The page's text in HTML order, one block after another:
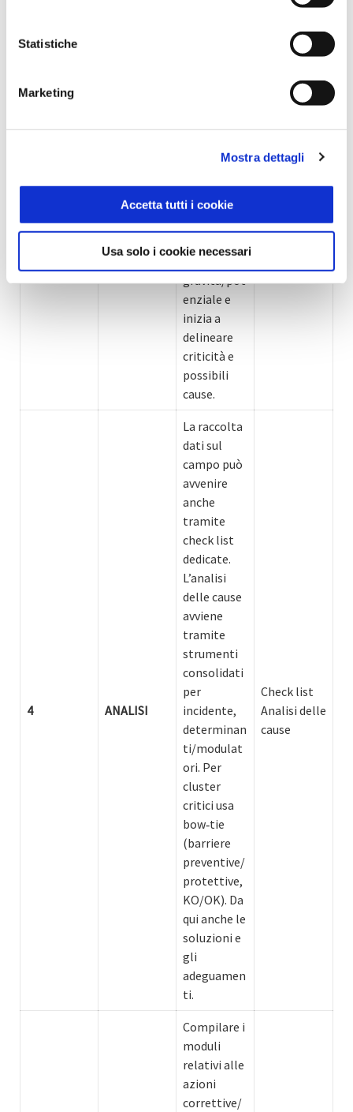
Statistiche
Marketing
Mostra dettagli
Accetta tutti i cookie
Usa solo i cookie necessari
CLASSIFICA
ZIONE
/
incidente/
eventi
sentinella),
contesto
interno/ap
gravità/pot
enziale e
inizia a
delineare
criticità e
possibili
cause.
Classificazi
Indicizzazio
4 ANALISI
La raccolta
dati sul
campo può
avvenire
anche
tramite
check list
dedicate.
L’analisi
delle cause
avviene
tramite
strumenti
consolidati
per
incidente,
determinan
ti/modulat
ori. Per
cluster
critici usa
bow‑tie
(barriere
preventive/
protettive,
KO/OK). Da
qui anche le
soluzioni e
gli
adeguamen
ti.
Check list
Analisi delle
cause
Compilare i
moduli
relativi alle
azioni
correttive/